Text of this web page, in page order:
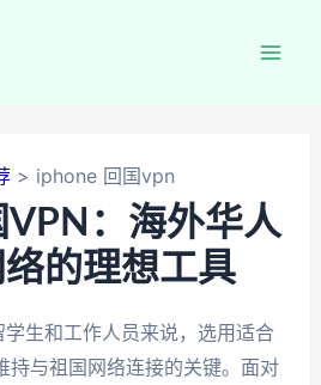
iphone 回国vpn
：海外华人
的理想工具
生和工作人员来说，选用适合
持与祖国网络连接的关键。面对